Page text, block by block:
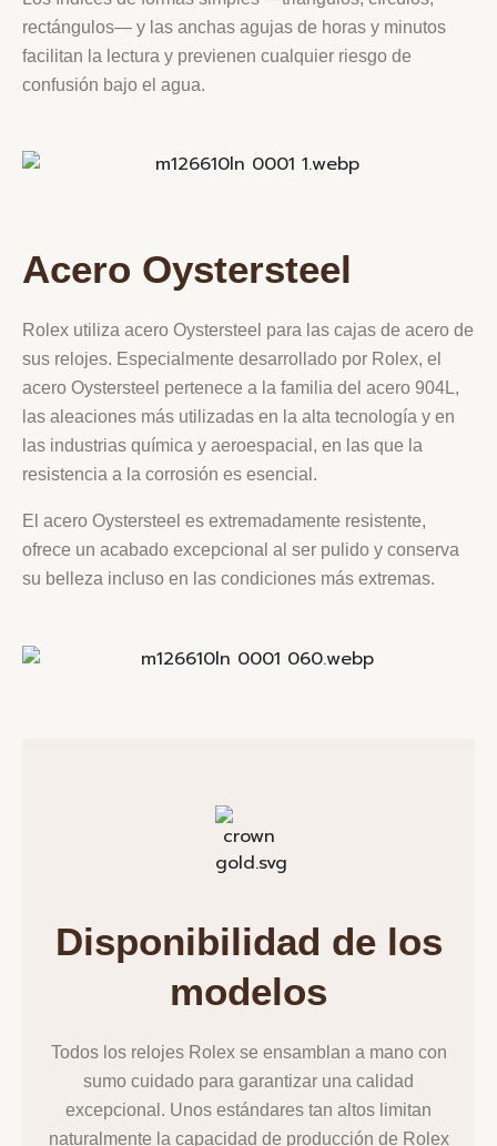
rectángulos— y las anchas agujas de horas y minutos
facilitan la lectura y previenen cualquier riesgo de
confusión bajo el agua.
Acero Oystersteel
Rolex utiliza acero Oystersteel para las cajas de acero de
sus relojes. Especialmente desarrollado por Rolex, el
acero Oystersteel pertenece a la familia del acero 904L,
las aleaciones más utilizadas en la alta tecnología y en
las industrias química y aeroespacial, en las que la
resistencia a la corrosión es esencial.
El acero Oystersteel es extremadamente resistente,
ofrece un acabado excepcional al ser pulido y conserva
su belleza incluso en las condiciones más extremas.
Disponibilidad de los
modelos
Todos los relojes Rolex se ensamblan a mano con
sumo cuidado para garantizar una calidad
excepcional. Unos estándares tan altos limitan
naturalmente la capacidad de producción de Rolex